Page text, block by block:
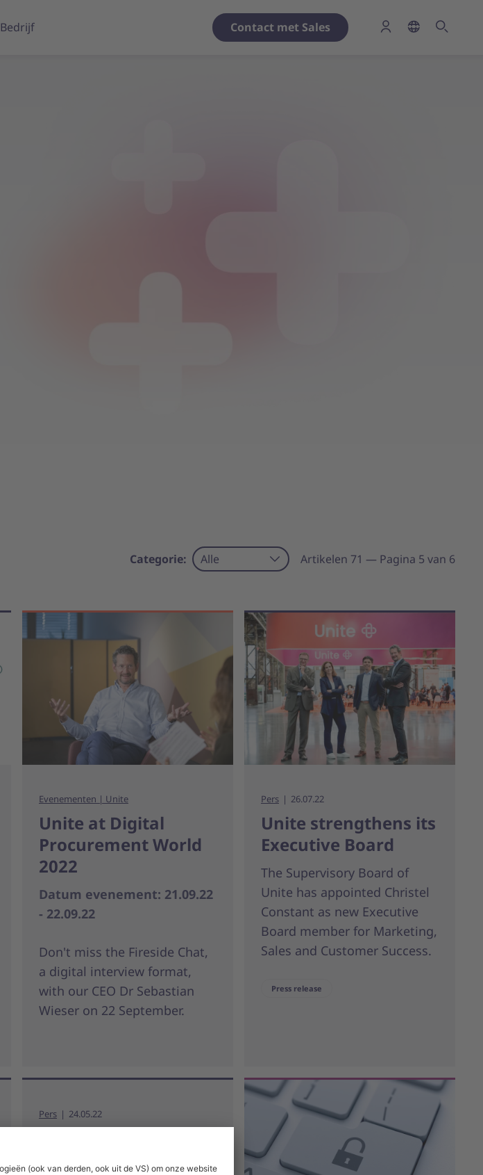
Bedrijf Contact met Sales
Categorie: Alle Artikelen 71 — Pagina 5 van 6
Evenementen | Unite
Unite at Digital
Procurement World
2022
Datum evenement: 21.09.22
- 22.09.22
Don't miss the Fireside Chat,
a digital interview format,
with our CEO Dr Sebastian
Wieser on 22 September.
Pers 26.07.22
Unite strengthens its
Executive Board
The Supervisory Board of
Unite has appointed Christel
Constant as new Executive
Board member for Marketing,
Sales and Customer Success.
Press release
Pers 24.05.22
boekjaar 2021 af